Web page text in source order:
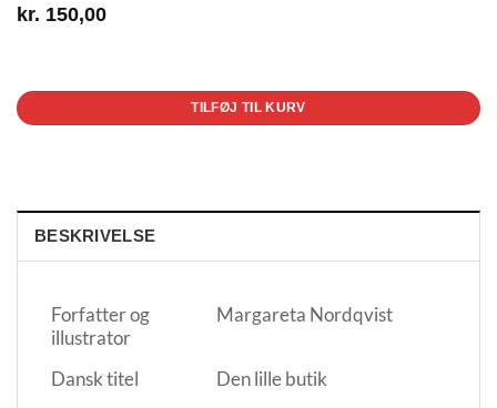
kr. 150,00
TILFØJ TIL KURV
BESKRIVELSE
Forfatter og
illustrator
Margareta Nordqvist
Dansk titel
Den lille butik